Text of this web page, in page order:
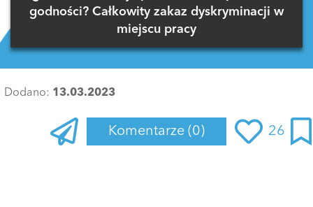
godności? Całkowity zakaz dyskryminacji w
miejscu pracy
Dodano: 13.03.2023
Komentarze (0) 26